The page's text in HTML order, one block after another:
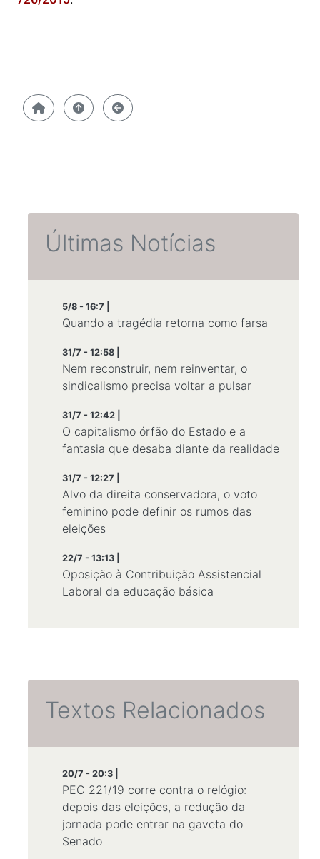
Últimas Notícias
5/8 - 16:7 |
Quando a tragédia retorna como farsa
31/7 - 12:58 |
Nem reconstruir, nem reinventar, o
sindicalismo precisa voltar a pulsar
31/7 - 12:42 |
O capitalismo órfão do Estado e a
fantasia que desaba diante da realidade
31/7 - 12:27 |
Alvo da direita conservadora, o voto
feminino pode definir os rumos das
eleições
22/7 - 13:13 |
Oposição à Contribuição Assistencial
Laboral da educação básica
Textos Relacionados
20/7 - 20:3 |
PEC 221/19 corre contra o relógio:
depois das eleições, a redução da
jornada pode entrar na gaveta do
Senado